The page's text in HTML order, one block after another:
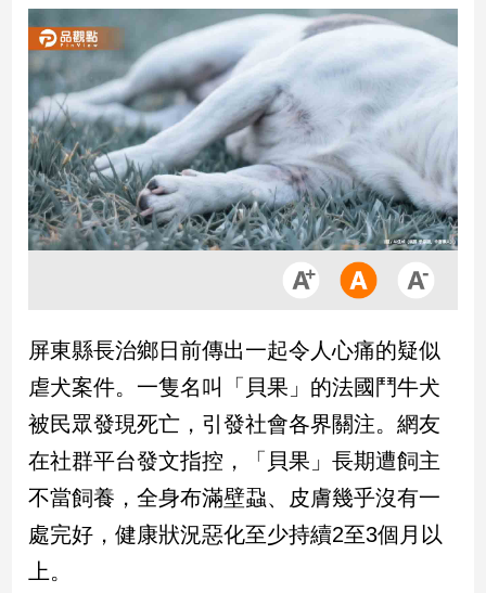
產
經/
股
市
房
地
產
品
政
治
政
治
焦
品
觀
點
民
屏東縣長治鄉日前傳出一起令人心痛的疑似
虐犬案件。一隻名叫「貝果」的法國鬥牛犬
被民眾發現死亡，引發社會各界關注。網友
在社群平台發文指控，「貝果」長期遭飼主
不當飼養，全身布滿壁蝨、皮膚幾乎沒有一
處完好，健康狀況惡化至少持續2至3個月以
上。